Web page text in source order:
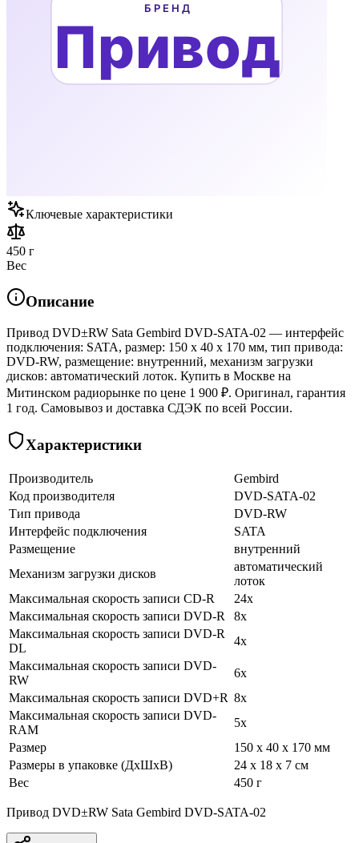
Ключевые характеристики
450 г
Вес
Описание
Привод DVD±RW Sata Gembird DVD-SATA-02 — интерфейс
подключения: SATA, размер: 150 x 40 x 170 мм, тип привода:
DVD-RW, размещение: внутренний, механизм загрузки
дисков: автоматический лоток. Купить в Москве на
Митинском радиорынке по цене 1 900 ₽. Оригинал, гарантия
1 год. Самовывоз и доставка СДЭК по всей России.
Характеристики
Производитель
Gembird
Код производителя
DVD-SATA-02
Тип привода
DVD-RW
Интерфейс подключения
SATA
Размещение
внутренний
Механизм загрузки дисков
автоматический
лоток
Максимальная скорость записи CD-R
24x
Максимальная скорость записи DVD-R
8x
Максимальная скорость записи DVD-R
DL
4x
Максимальная скорость записи DVD-
RW
6x
Максимальная скорость записи DVD+R 8x
Максимальная скорость записи DVD-
RAM
5x
Размер
150 x 40 x 170 мм
Размеры в упаковке (ДхШхВ)
24 x 18 x 7 см
Вес
450 г
Привод DVD±RW Sata Gembird DVD-SATA-02